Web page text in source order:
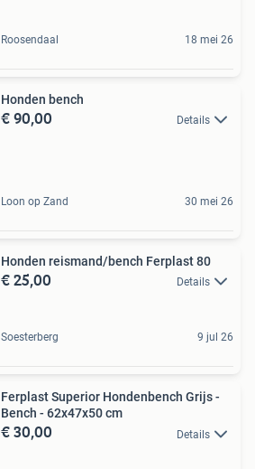
Roosendaal 18 mei 26
Honden bench
€ 90,00 Details
Loon op Zand 30 mei 26
Honden reismand/bench Ferplast 80
€ 25,00 Details
Soesterberg 9 jul 26
Ferplast Superior Hondenbench Grijs -
Bench - 62x47x50 cm
€ 30,00 Details